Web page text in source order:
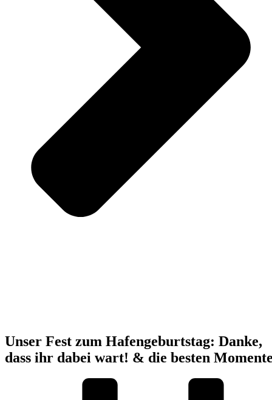
Unser Fest zum Hafengeburtstag: Danke,
dass ihr dabei wart! & die besten